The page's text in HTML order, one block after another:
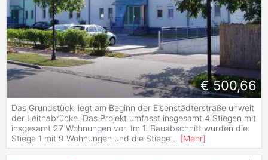
€ 500,66
Das Grundstück liegt am Beginn der Eisenstädterstraße unweit
der Leithabrücke. Das Projekt umfasst insgesamt 4 Stiegen mit
insgesamt 27 Wohnungen vor. Im 1. Bauabschnitt wurden die
Stiege 1 mit 9 Wohnungen und die Stiege... [Mehr]